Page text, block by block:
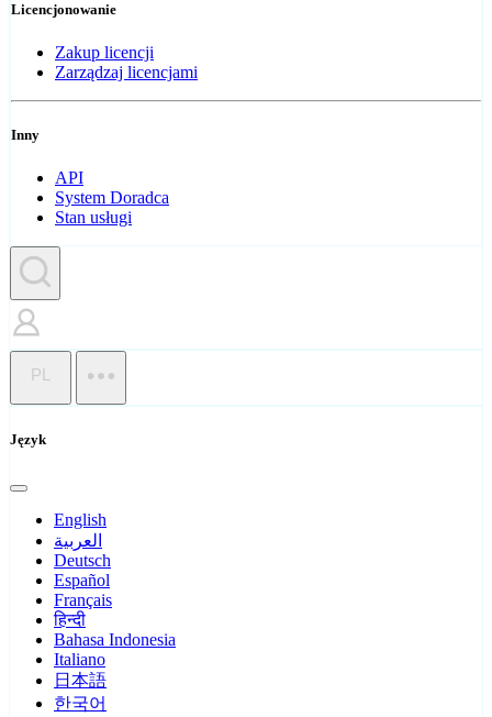
Licencjonowanie
Zakup licencji
Zarządzaj licencjami
Inny
API
System Doradca
Stan usługi
PL
Język
English
العربية
Deutsch
Español
Français
हिन्दी
Bahasa Indonesia
Italiano
日本語
한국어